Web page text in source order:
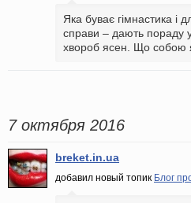
Яка буває гімнастика і
справи – дають пораду
хвороб ясен. Що собою
7 октября 2016
breket.in.ua
добавил новый топик Блог